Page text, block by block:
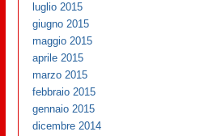
luglio 2015
giugno 2015
maggio 2015
aprile 2015
marzo 2015
febbraio 2015
gennaio 2015
dicembre 2014